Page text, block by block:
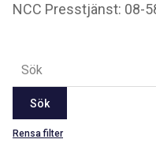
NCC Presstjänst: 08-
Sök
Rensa filter